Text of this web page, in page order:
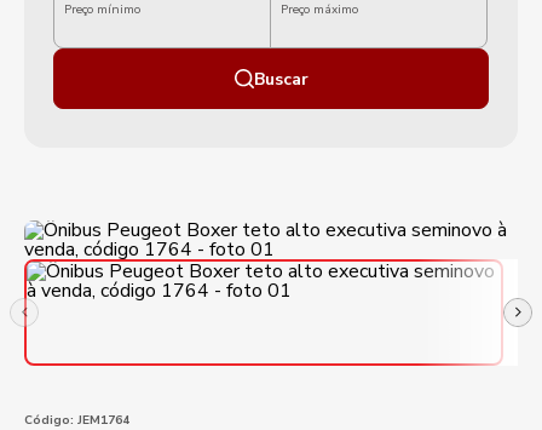
Preço mínimo Preço máximo
Buscar
Código: JEM1764